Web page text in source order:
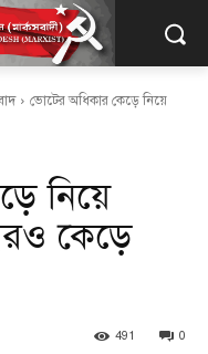
ভোটের অধিকার কেড়ে নিয়ে
নিয়ে
কেড়ে
0
491